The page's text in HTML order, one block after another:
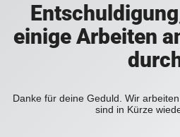
einige Arbeiten
Danke für deine Geduld. Wir
sind in Kürze